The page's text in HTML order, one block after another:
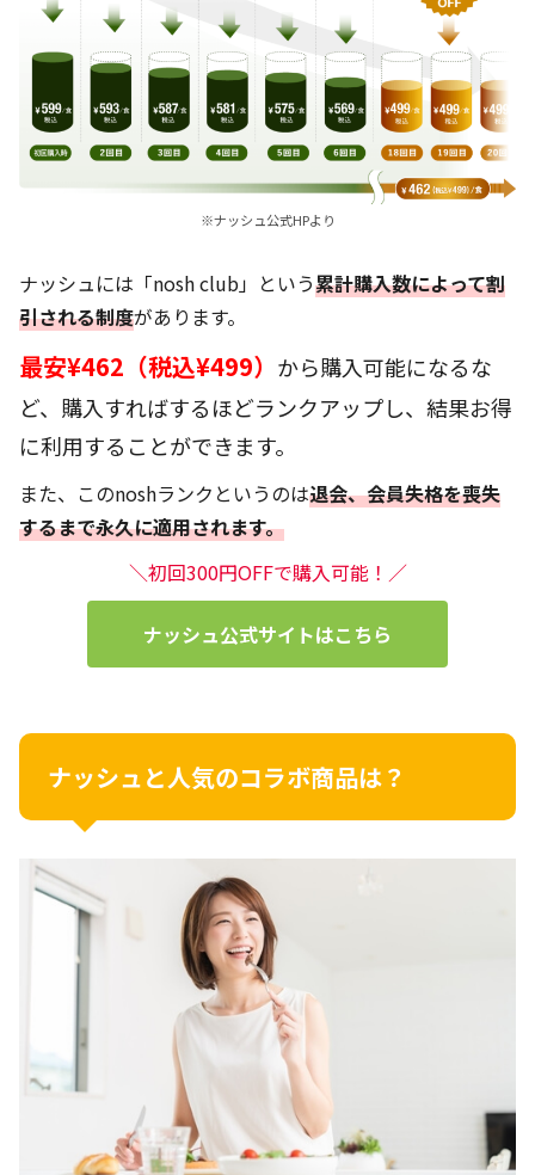
※ナッシュ公式HPより
ナッシュには「nosh club」という累計購入数によって割
引される制度があります。
最安¥462 （税込¥499） から購入可能になるな
ど、購入すればするほどランクアップし、結果お得
に利用することができます。
また、このnoshランクというのは退会、会員失格を喪失
するまで永久に適用されます。
＼初回300円OFFで購入可能！／
ナッシュ公式サイトはこちら
ナッシュと人気のコラボ商品は？